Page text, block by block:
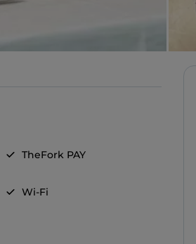
TheFork PAY
Wi-Fi